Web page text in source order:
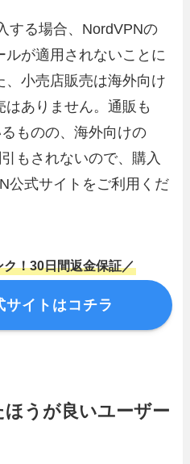
する場合、NordVPNの
ルが適用されないことに
小売店販売は海外向け
ありません。通販も
ものの、海外向けの
もされないので、購入
公式サイトをご利用くだ
！30日間返金保証／
イトはコチラ
うが良いユーザー